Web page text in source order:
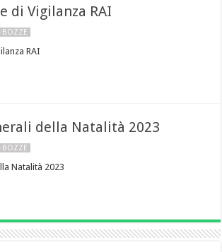
di Vigilanza RAI
BOZZE
RAI
della Natalità 2023
BOZZE
Natalità 2023